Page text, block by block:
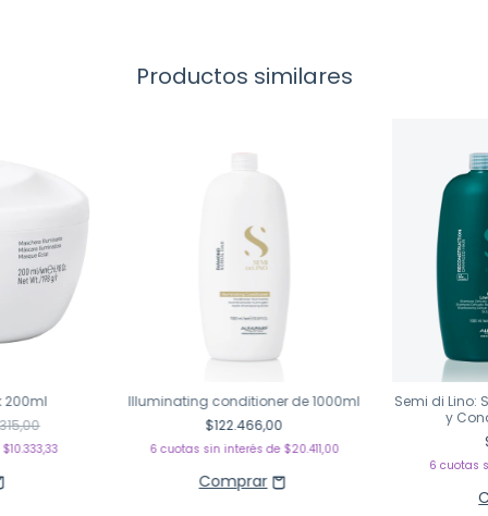
Productos similares
200ml
$10.333,33
Illuminating conditioner de 1000ml
$122.466,00
6 cuotas sin interés de $20.411,00
Semi di Lino:
y
6 cuotas